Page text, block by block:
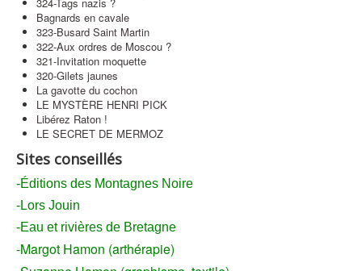
Bagnards en cavale
323-Busard Saint Martin
322-Aux ordres de Moscou ?
321-Invitation moquette
320-Gilets jaunes
La gavotte du cochon
LE MYSTÈRE HENRI PICK
Libérez Raton !
LE SECRET DE MERMOZ
Sites conseillés
-Éditions des Montagnes Noire
-Lors Jouin
-Eau et rivières de Bretagne
-Margot Hamon (arthérapie)